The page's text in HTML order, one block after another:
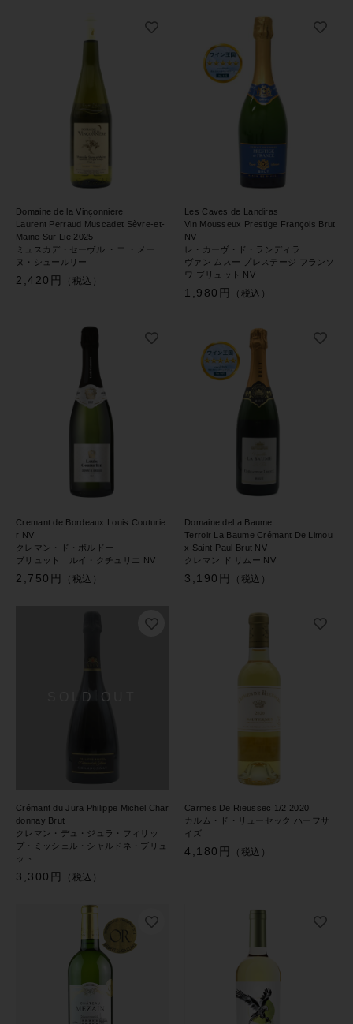
Domaine de la Vinçonniere
Laurent Perraud Muscadet Sèvre-et-
Maine Sur Lie 2025
ミュスカデ・セーヴル ・エ ・メー
ヌ・シュールリー
2,420円 （税込）
Les Caves de Landiras
Vin Mousseux Prestige François Brut
NV
レ・カーヴ・ド・ランディラ
ヴァン ムスー プレステージ フランソ
ワ ブリュット NV
1,980円 （税込）
Cremant de Bordeaux Louis Couturie
r NV
クレマン・ド・ボルドー
ブリュット ルイ・クチュリエ NV
2,750円 （税込）
Domaine del a Baume
Terroir La Baume Crémant De Limou
x Saint-Paul Brut NV
クレマン ド リムー NV
3,190円 （税込）
Crémant du Jura Philippe Michel Char
donnay Brut
クレマン・デュ・ジュラ・フィリッ
プ・ミッシェル・シャルドネ・ブリュ
ット
3,300円 （税込）
Carmes De Rieussec 1/2 2020
カルム・ド・リューセック ハーフサ
イズ
4,180円 （税込）